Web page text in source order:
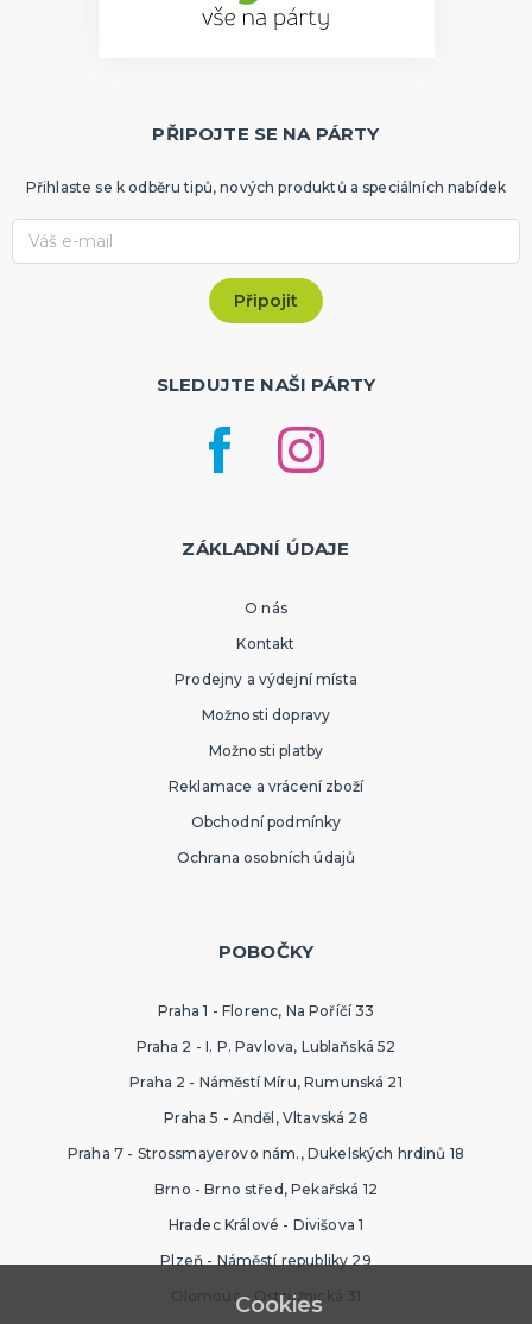
PŘIPOJTE SE NA PÁRTY
Přihlaste se k odběru tipů, nových produktů a speciálních nabídek
SLEDUJTE NAŠI PÁRTY
ZÁKLADNÍ ÚDAJE
O nás
Kontakt
Prodejny a výdejní místa
Možnosti dopravy
Možnosti platby
Reklamace a vrácení zboží
Obchodní podmínky
Ochrana osobních údajů
POBOČKY
Praha 1 - Florenc, Na Poříčí 33
Praha 2 - I. P. Pavlova, Lublaňská 52
Praha 2 - Náměstí Míru, Rumunská 21
Praha 5 - Anděl, Vltavská 28
Praha 7 - Strossmayerovo nám., Dukelských hrdinů 18
Brno - Brno střed, Pekařská 12
Hradec Králové - Divišova 1
Plzeň - Náměstí republiky 29
Olomouc - Ostružnická 31
Cookies